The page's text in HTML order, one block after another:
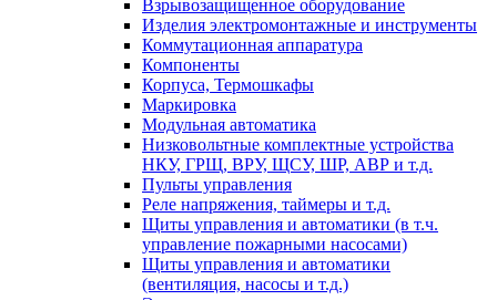
Взрывозащищенное оборудование
Изделия электромонтажные и инструменты
Коммутационная аппаратура
Компоненты
Корпуса, Термошкафы
Маркировка
Модульная автоматика
Низковольтные комплектные устройства
НКУ, ГРЩ, ВРУ, ЩСУ, ШР, АВР и т.д.
Пульты управления
Реле напряжения, таймеры и т.д.
Щиты управления и автоматики (в т.ч.
управление пожарными насосами)
Щиты управления и автоматики
(вентиляция, насосы и т.д.)